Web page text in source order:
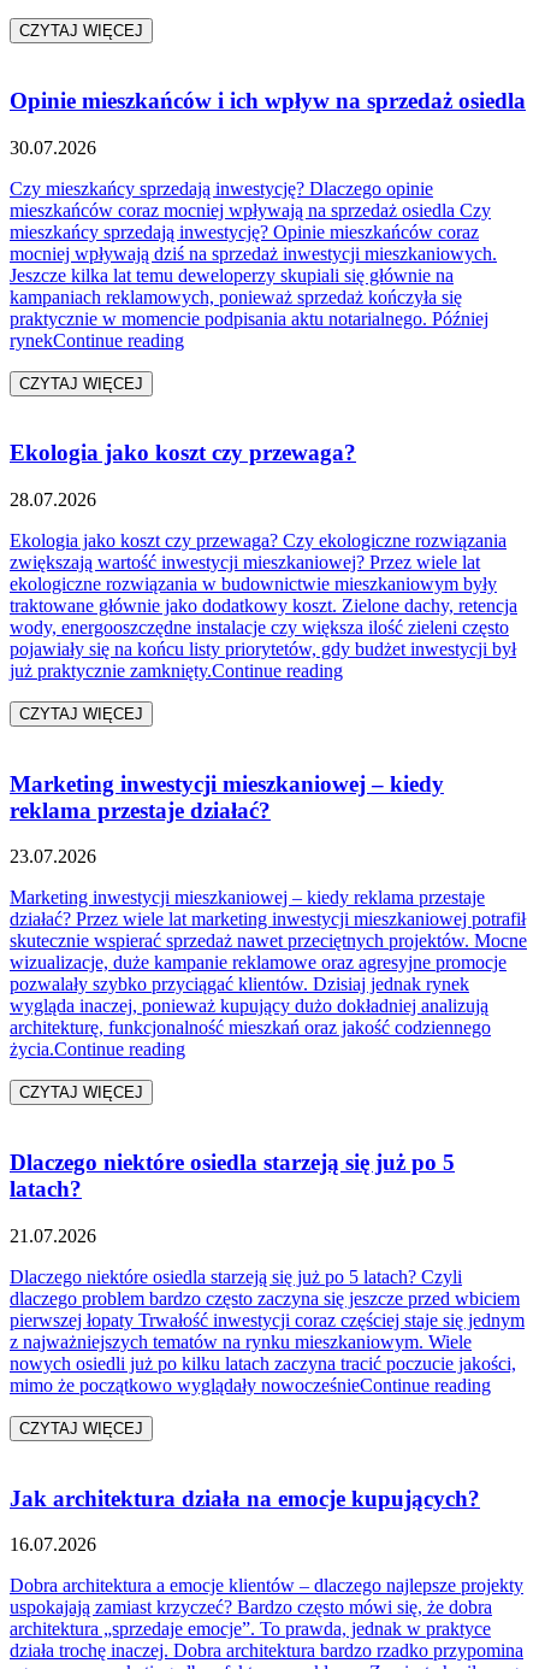
CZYTAJ WIĘCEJ
Opinie mieszkańców i ich wpływ na sprzedaż osiedla
30.07.2026
Czy mieszkańcy sprzedają inwestycję? Dlaczego opinie
mieszkańców coraz mocniej wpływają na sprzedaż osiedla Czy
mieszkańcy sprzedają inwestycję? Opinie mieszkańców coraz
mocniej wpływają dziś na sprzedaż inwestycji mieszkaniowych.
Jeszcze kilka lat temu deweloperzy skupiali się głównie na
kampaniach reklamowych, ponieważ sprzedaż kończyła się
praktycznie w momencie podpisania aktu notarialnego. Później
rynekContinue reading„Opinie mieszkańców i ich wpływ na
CZYTAJ WIĘCEJ
Ekologia jako koszt czy przewaga?
28.07.2026
Ekologia jako koszt czy przewaga? Czy ekologiczne rozwiązania
zwiększają wartość inwestycji mieszkaniowej? Przez wiele lat
ekologiczne rozwiązania w budownictwie mieszkaniowym były
traktowane głównie jako dodatkowy koszt. Zielone dachy, retencja
wody, energooszczędne instalacje czy większa ilość zieleni często
pojawiały się na końcu listy priorytetów, gdy budżet inwestycji był
już praktycznie zamknięty.Continue reading„Ekologia jako koszt czy
CZYTAJ WIĘCEJ
Marketing inwestycji mieszkaniowej – kiedy
reklama przestaje działać?
23.07.2026
Marketing inwestycji mieszkaniowej – kiedy reklama przestaje
działać? Przez wiele lat marketing inwestycji mieszkaniowej potrafił
skutecznie wspierać sprzedaż nawet przeciętnych projektów. Mocne
wizualizacje, duże kampanie reklamowe oraz agresyjne promocje
pozwalały szybko przyciągać klientów. Dzisiaj jednak rynek
wygląda inaczej, ponieważ kupujący dużo dokładniej analizują
architekturę, funkcjonalność mieszkań oraz jakość codziennego
życia.Continue reading„Marketing inwestycji mieszkaniowej – kiedy
CZYTAJ WIĘCEJ
Dlaczego niektóre osiedla starzeją się już po 5
latach?
21.07.2026
Dlaczego niektóre osiedla starzeją się już po 5 latach? Czyli
dlaczego problem bardzo często zaczyna się jeszcze przed wbiciem
pierwszej łopaty Trwałość inwestycji coraz częściej staje się jednym
z najważniejszych tematów na rynku mieszkaniowym. Wiele
nowych osiedli już po kilku latach zaczyna tracić poczucie jakości,
mimo że początkowo wyglądały nowocześnieContinue reading
CZYTAJ WIĘCEJ
Jak architektura działa na emocje kupujących?
16.07.2026
Dobra architektura a emocje klientów – dlaczego najlepsze projekty
uspokajają zamiast krzyczeć? Bardzo często mówi się, że dobra
architektura „sprzedaje emocje”. To prawda, jednak w praktyce
działa trochę inaczej. Dobra architektura bardzo rzadko przypomina